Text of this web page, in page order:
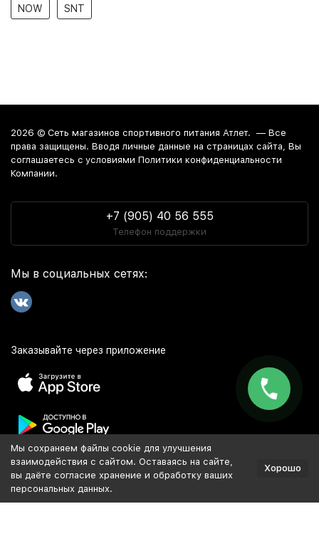
NOW SNT
2026 © Сеть магазинов спортивного питания Атлет. — Все
права защищены. Вводя личные данные на страницах сайта, Вы
соглашаетесь c условиями Политики конфиденциальности
Компании.
+7 (905) 40 56 555
Телефон поддержки
Мы в социальных сетях:
Заказывайте через приложение
Популярное
Мы сохраняем файлы cookie для улучшения
взаимодействия с сайтом. Оставаясь на сайте,
вы даёте согласие хранение и обработку ваших
персональных данных.
Хорошо